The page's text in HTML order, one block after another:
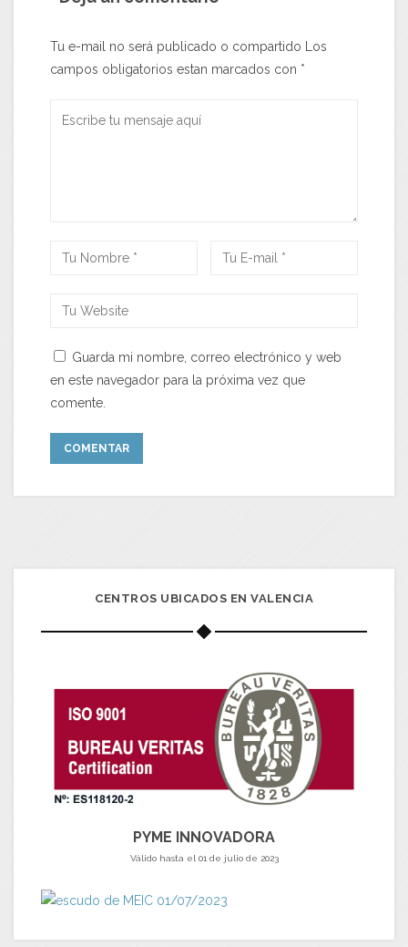
Tu e-mail no será publicado o compartido Los
campos obligatorios estan marcados con *
Guarda mi nombre, correo electrónico y web
en este navegador para la próxima vez que
comente.
CENTROS UBICADOS EN VALENCIA
PYME INNOVADORA
Válido hasta el 01 de julio de 2023